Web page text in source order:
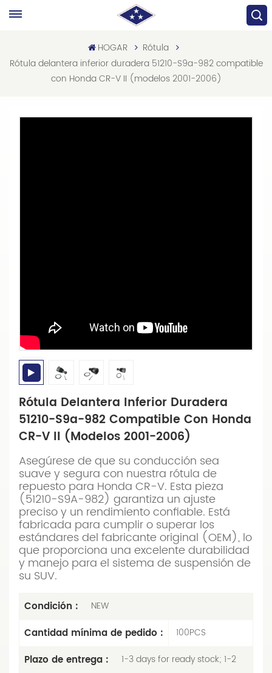
HOGAR
Rótula
Rótula delantera inferior duradera 51210-S9a-982 compatible
con Honda CR-V II (modelos 2001-2006)
Rótula Delantera Inferior Duradera
51210-S9a-982 Compatible Con Honda
CR-V II (modelos 2001-2006)
Asegúrese de que su conducción sea
suave y segura con nuestra rótula de
repuesto para Honda CR-V. Esta pieza
(51210-S9A-982) garantiza un ajuste
preciso y un rendimiento confiable. Está
fabricada para cumplir o superar los
estándares del fabricante original (OEM), lo
que proporciona una excelente durabilidad
y manejo para el sistema de suspensión de
su SUV.
Condición : NEW
Cantidad mínima de pedido : 100PCS
Plazo de entrega :
1-3 days for ready stock; 1-2